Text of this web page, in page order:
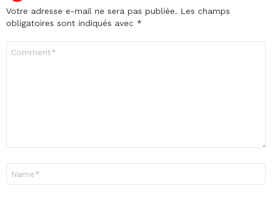
Votre adresse e-mail ne sera pas publiée. Les champs
obligatoires sont indiqués avec *